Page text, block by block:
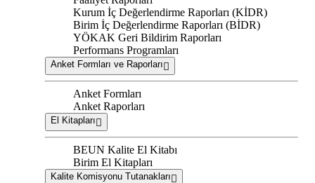
Kurum İç Değerlendirme Raporları (KİDR)
Birim İç Değerlendirme Raporları (BİDR)
YÖKAK Geri Bildirim Raporları
Performans Programları
Anket Formları ve Raporları
Anket Formları
Anket Raporları
El Kitapları
BEUN Kalite El Kitabı
Birim El Kitapları
Kalite Komisyonu Tutanakları